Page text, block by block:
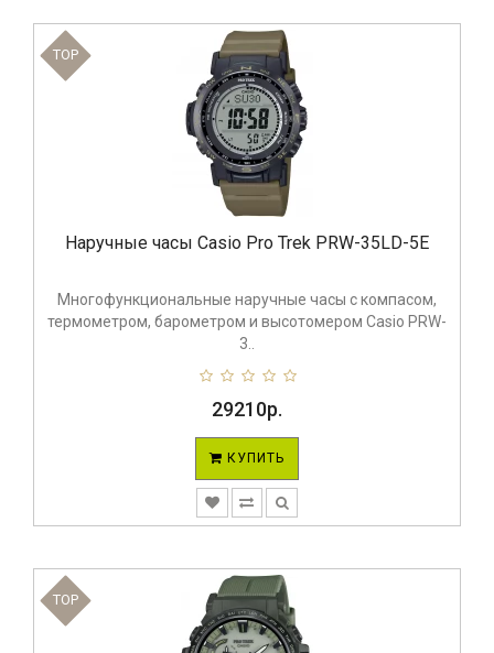
TOP
Наручные часы Casio Pro Trek PRW-35LD-5E
Многофункциональные наручные часы с компасом,
термометром, барометром и высотомером Casio PRW-
3..
29210р.
КУПИТЬ
TOP